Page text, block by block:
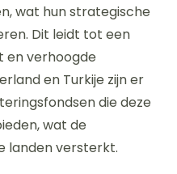
wat hun strategische
Dit leidt tot een
en verhoogde
en Turkije zijn er
die deze
wat de
landen versterkt.